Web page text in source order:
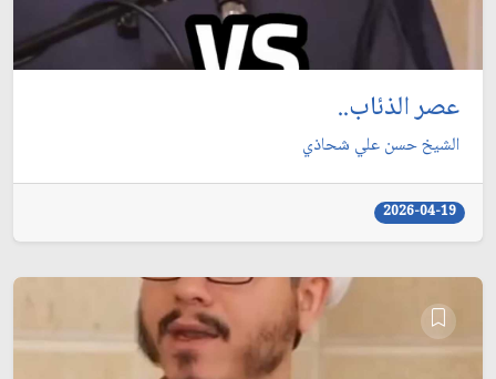
عصر الذئاب..
الشيخ حسن علي شحاذي
2026-04-19